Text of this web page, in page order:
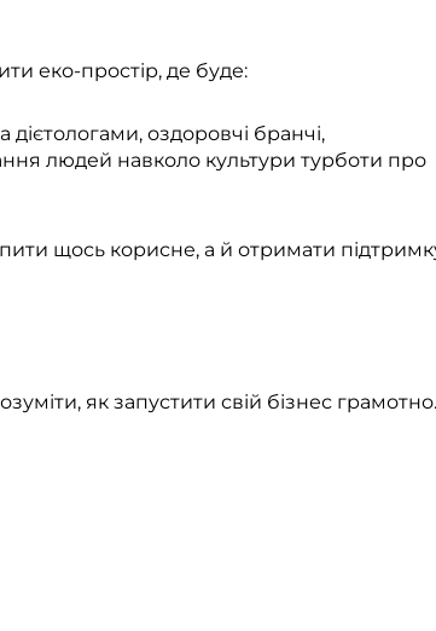
еко-простір, де буде:
дієтологами, оздоровчі бранчі,
людей навколо культури турботи про
щось корисне, а й отримати
як запустити свій бізнес грамотно.